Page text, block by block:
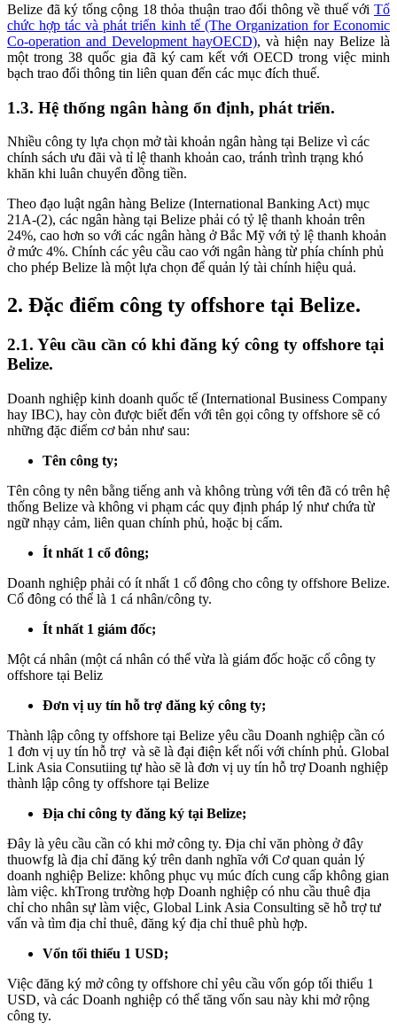
Belize đã ký tổng cộng 18 thỏa thuận trao đổi thông về thuế với Tổ
chức hợp tác và phát triển kinh tế (The Organization for Economic
Co-operation and Development hayOECD), và hiện nay Belize là
một trong 38 quốc gia đã ký cam kết với OECD trong việc minh
bạch trao đổi thông tin liên quan đến các mục đích thuế.
1.3. Hệ thống ngân hàng ổn định, phát triển.
Nhiều công ty lựa chọn mở tài khoản ngân hàng tại Belize vì các
chính sách ưu đãi và tỉ lệ thanh khoản cao, tránh trình trạng khó
khăn khi luân chuyển đồng tiền.
Theo đạo luật ngân hàng Belize (International Banking Act) mục
21A-(2), các ngân hàng tại Belize phải có tỷ lệ thanh khoản trên
24%, cao hơn so với các ngân hàng ở Bắc Mỹ với tỷ lệ thanh khoản
ở mức 4%. Chính các yêu cầu cao với ngân hàng từ phía chính phủ
cho phép Belize là một lựa chọn để quản lý tài chính hiệu quả.
2. Đặc điểm công ty offshore tại Belize.
2.1. Yêu cầu cần có khi đăng ký công ty offshore tại
Belize.
Doanh nghiệp kinh doanh quốc tế (International Business Company
hay IBC), hay còn được biết đến với tên gọi công ty offshore sẽ có
những đặc điểm cơ bản như sau:
Tên công ty;
Tên công ty nên bằng tiếng anh và không trùng với tên đã có trên hệ
thống Belize và không vi phạm các quy định pháp lý như chứa từ
ngữ nhạy cảm, liên quan chính phủ, hoặc bị cấm.
Ít nhất 1 cổ đông;
Doanh nghiệp phải có ít nhất 1 cổ đông cho công ty offshore Belize.
Cổ đông có thể là 1 cá nhân/công ty.
Ít nhất 1 giám đốc;
Một cá nhân (một cá nhân có thể vừa là giám đốc hoặc cổ công ty
offshore tại Beliz
Đơn vị uy tín hỗ trợ đăng ký công ty;
Thành lập công ty offshore tại Belize yêu cầu Doanh nghiệp cần có
1 đơn vị uy tín hỗ trợ và sẽ là đại điện kết nối với chính phủ. Global
Link Asia Consutiing tự hào sẽ là đơn vị uy tín hỗ trợ Doanh nghiệp
thành lập công ty offshore tại Belize
Địa chỉ công ty đăng ký tại Belize;
Đây là yêu cầu cần có khi mở công ty. Địa chỉ văn phòng ở đây
thuowfg là địa chỉ đăng ký trên danh nghĩa với Cơ quan quản lý
doanh nghiệp Belize: không phục vụ múc đích cung cấp không gian
làm việc. khTrong trường hợp Doanh nghiệp có nhu cầu thuê địa
chỉ cho nhân sự làm việc, Global Link Asia Consulting sẽ hỗ trợ tư
vấn và tìm địa chỉ thuê, đăng ký địa chỉ thuê phù hợp.
Vốn tối thiểu 1 USD;
Việc đăng ký mở công ty offshore chỉ yêu cầu vốn góp tối thiểu 1
USD, và các Doanh nghiệp có thể tăng vốn sau này khi mở rộng
công ty.